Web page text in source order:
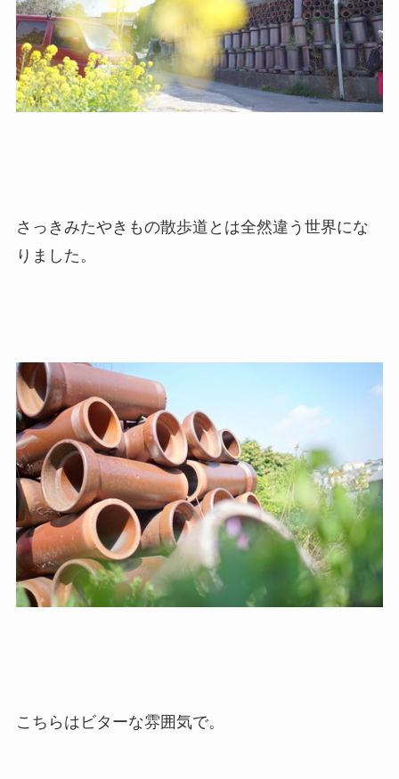
さっきみたやきもの散歩道とは全然違う世界にな
りました。
こちらはビターな雰囲気で。